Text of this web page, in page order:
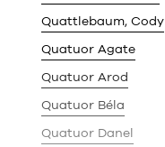
Quattlebaum, Cody
Quatuor Agate
Quatuor Arod
Quatuor Béla
Quatuor Danel